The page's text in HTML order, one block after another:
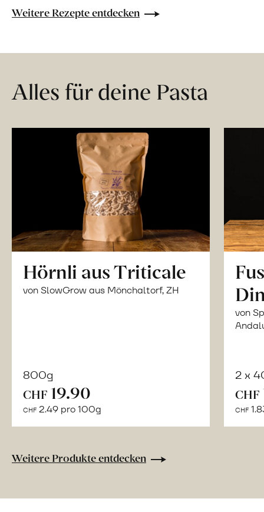
Weitere Rezepte entdecken
Alles für deine Pasta
Hörnli aus Triticale
von SlowGrow aus Mönchaltorf, ZH
800g
CHF 19.90
CHF 2.49 pro 100g
von
2 x
CHF
CHF
Weitere Produkte entdecken